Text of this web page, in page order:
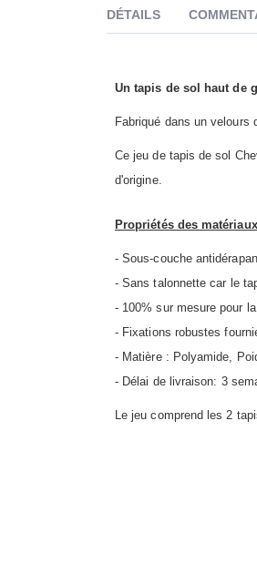
DÉTAILS
Un tapis de sol haut de
Fabriqué dans un velours
Ce jeu de tapis de sol
d'origine.
Propriétés des
- Sous-couche
- Sans talonnette car le
- 100% sur mesure pour
- Fixations robustes
- Matière : Polyamide,
- Délai de livraison: 3
Le jeu comprend les 2